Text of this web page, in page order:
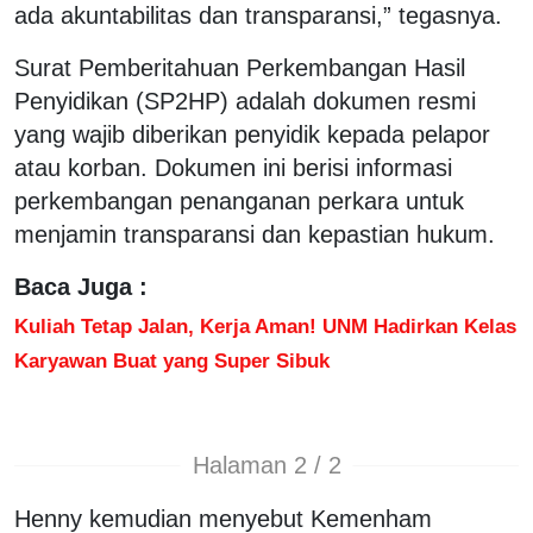
ada akuntabilitas dan transparansi,” tegasnya.
Surat Pemberitahuan Perkembangan Hasil
Penyidikan (SP2HP) adalah dokumen resmi
yang wajib diberikan penyidik kepada pelapor
atau korban. Dokumen ini berisi informasi
perkembangan penanganan perkara untuk
menjamin transparansi dan kepastian hukum.
Baca Juga :
Kuliah Tetap Jalan, Kerja Aman! UNM Hadirkan Kelas
Karyawan Buat yang Super Sibuk
Halaman 2 / 2
Henny kemudian menyebut Kemenham